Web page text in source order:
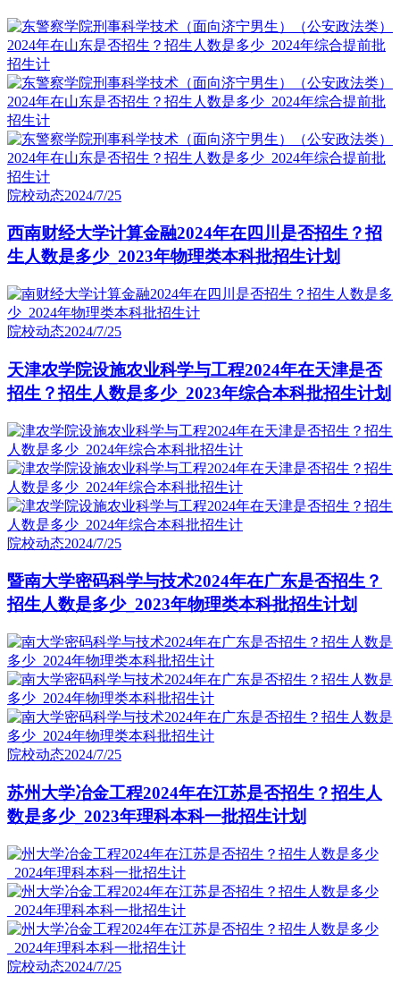
院校动态2024/7/25
西南财经大学计算金融2024年在四川是否招生？招
生人数是多少_2023年物理类本科批招生计划
院校动态2024/7/25
天津农学院设施农业科学与工程2024年在天津是否
招生？招生人数是多少_2023年综合本科批招生计划
院校动态2024/7/25
暨南大学密码科学与技术2024年在广东是否招生？
招生人数是多少_2023年物理类本科批招生计划
院校动态2024/7/25
苏州大学冶金工程2024年在江苏是否招生？招生人
数是多少_2023年理科本科一批招生计划
院校动态2024/7/25